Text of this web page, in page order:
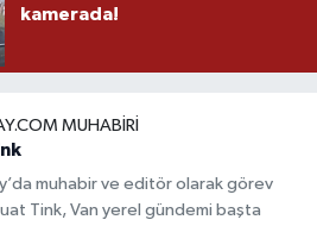
kamerada!
MUHABIRI
muhabir ve editör olarak görev
Tink, Van yerel gündemi başta